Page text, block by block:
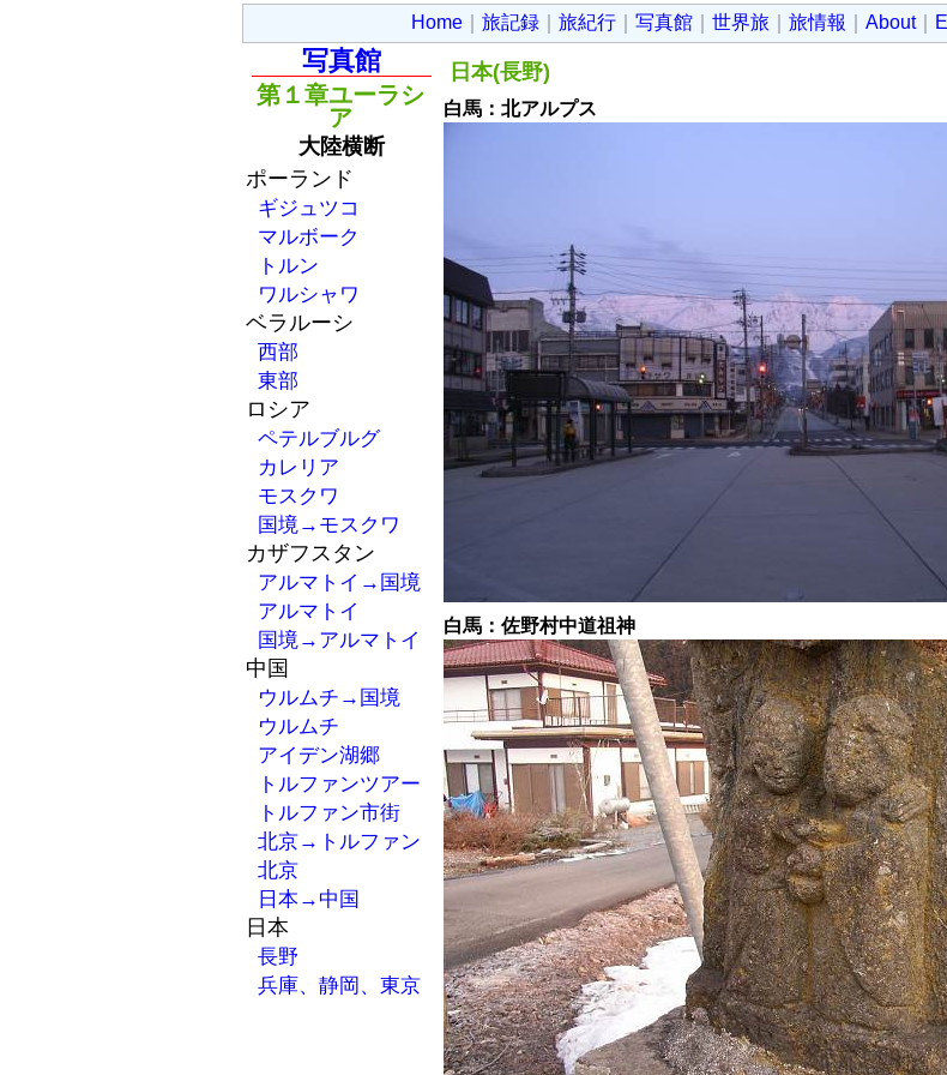
Home｜ 旅記録｜ 旅紀行｜ 写真館｜ 世界旅 旅情報 About｜
写真館
第１章ユーラシ
ア
大陸横断
ポーランド
ギジュツコ
マルボーク
トルン
ワルシャワ
ベラルーシ
西部
東部
ロシア
ペテルブルグ
カレリア
モスクワ
国境→モスクワ
カザフスタン
アルマトイ→国境
アルマトイ
国境→アルマトイ
中国
ウルムチ→国境
ウルムチ
アイデン湖郷
トルファンツアー
トルファン市街
北京→トルファン
北京
日本→中国
日本
長野
兵庫、静岡、東京
日本(長野)
白馬：北アルプス
白馬：佐野村中道祖神